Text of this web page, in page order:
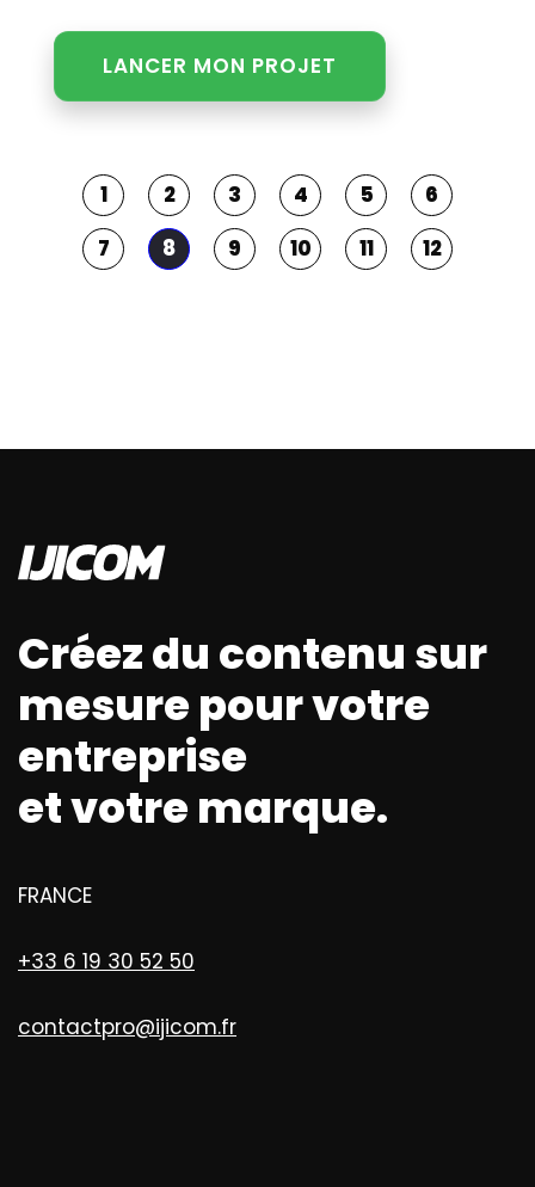
LANCER MON PROJET
1 2 3 4 5
6
7
8 9 10 11 12
Créez du contenu sur
mesure pour votre
entreprise
et votre marque.
FRANCE
+33 6 19 30 52 50
contactpro@ijicom.fr